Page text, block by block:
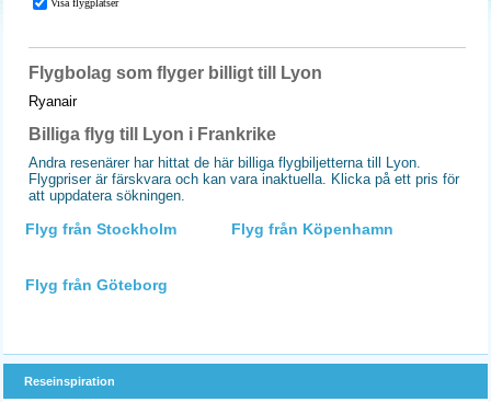
Flygbolag som flyger billigt till Lyon
Ryanair
Billiga flyg till Lyon i Frankrike
Andra resenärer har hittat de här billiga flygbiljetterna till Lyon.
Flygpriser är färskvara och kan vara inaktuella. Klicka på ett pris för
att uppdatera sökningen.
Flyg från Stockholm Flyg från Köpenhamn
Flyg från Göteborg
Reseinspiration